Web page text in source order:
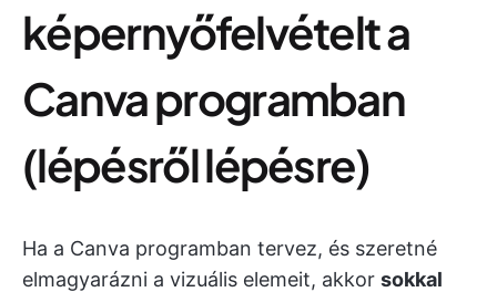
képernyőfelvételt a
Canva programban
(lépésről lépésre)
Ha a Canva programban tervez, és szeretné
elmagyarázni a vizuális elemeit, akkor sokkal